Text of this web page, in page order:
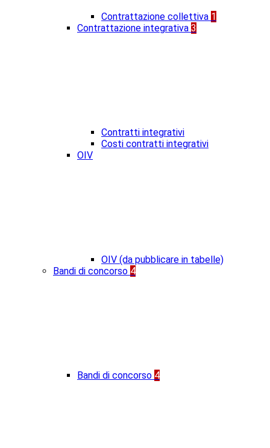
Contrattazione collettiva 1
Contrattazione integrativa 3
Contratti integrativi
Costi contratti integrativi
OIV
OIV (da pubblicare in tabelle)
Bandi di concorso 4
Bandi di concorso 4